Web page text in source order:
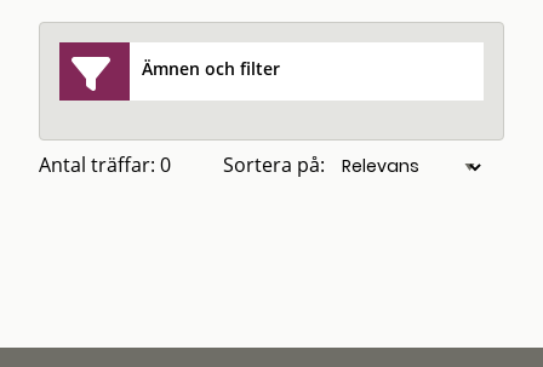
Ämnen och filter
Antal träffar: 0 Sortera på: